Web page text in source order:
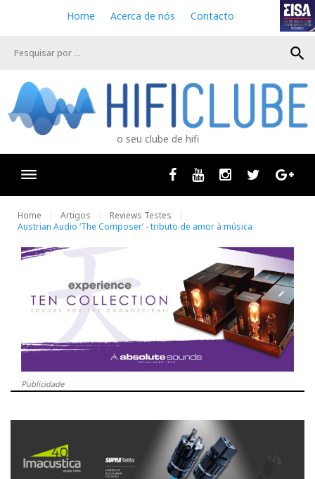
e
Home Acerca de nós Contacto
search
o seu clube de hifi
Facebook
Youtube InstagramTwitter
Home Artigos
Reviews Testes
Austrian Audio ‘The Composer’ - tributo de amor à música
Publicidade